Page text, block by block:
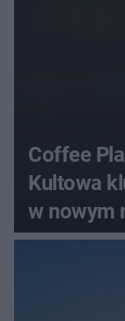
Coffee
Kultowa
w nowym